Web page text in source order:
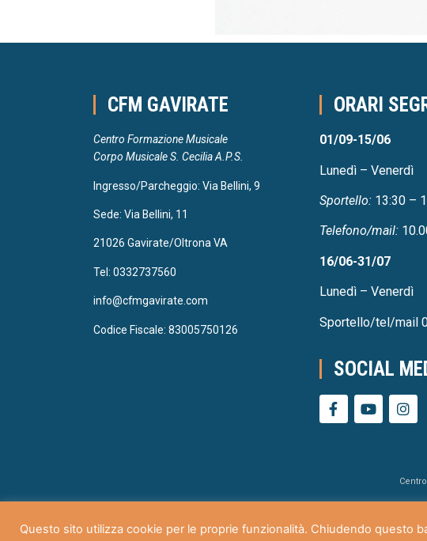
CFM GAVIRATE
Centro Formazione Musicale
Corpo Musicale S. Cecilia A.P.S.
Ingresso/Parcheggio: Via Bellini, 9
Sede: Via Bellini, 11
21026 Gavirate/Oltrona VA
Tel: 0332737560
info@cfmgavirate.com
Codice Fiscale: 83005750126
ORARI
01/09-15/06
Lunedì – Venerdì
Sportello:13:30 –
Telefono/mail:
16/06-31/07
Lunedì – Venerdì
Sportello/tel/mail
SOCIAL
Questo sito utilizza cookie per le proprie funzionalità. Chiudendo questo